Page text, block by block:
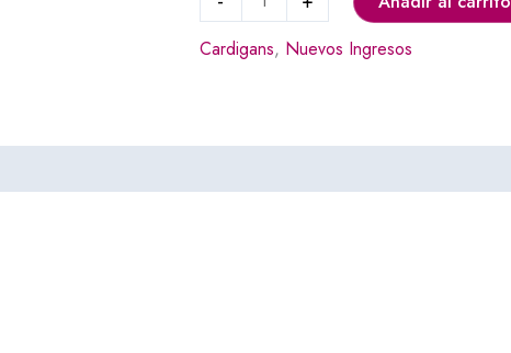
Cardigans, Nuevos Ingresos